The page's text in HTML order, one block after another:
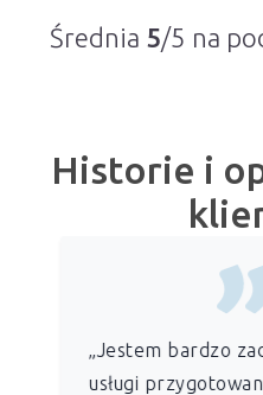
Średnia 5/5 na
Historie i
„Jestem bardzo
usługi